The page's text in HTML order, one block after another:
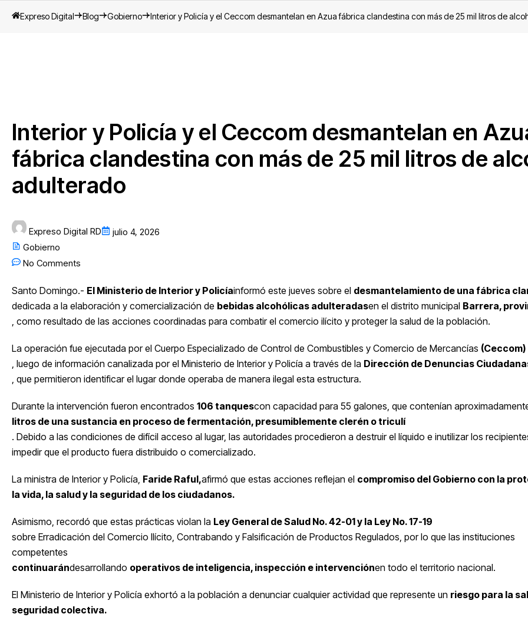
Expreso Digital Blog Gobierno Interior y Policía y el Ceccom desmantelan en Azua fábrica clandestina con más de 25 mil litros de
Interior y Policía y el Ceccom desmantelan en
fábrica clandestina con más de 25 mil litros de
adulterado
Expreso Digital RD
julio 4, 2026
Gobierno
No Comments
Santo Domingo.- El Ministerio de Interior y Policíainformó este jueves sobre el desmantelamiento de una fábrica
dedicada a la elaboración y comercialización de bebidas alcohólicas adulteradasen el distrito municipal Barrera,
, como resultado de las acciones coordinadas para combatir el comercio ilícito y proteger la salud de la población.
La operación fue ejecutada por el Cuerpo Especializado de Control de Combustibles y Comercio de Mercancías (Ceccom)
, luego de información canalizada por el Ministerio de Interior y Policía a través de la Dirección de Denuncias
, que permitieron identificar el lugar donde operaba de manera ilegal esta estructura.
Durante la intervención fueron encontrados 106 tanquescon capacidad para 55 galones, que contenían
litros de una sustancia en proceso de fermentación, presumiblemente clerén o triculí
. Debido a las condiciones de difícil acceso al lugar, las autoridades procedieron a destruir el líquido e inutilizar los
impedir que el producto fuera distribuido o comercializado.
La ministra de Interior y Policía, Faride Raful,afirmó que estas acciones reflejan el compromiso del Gobierno con la
la vida, la salud y la seguridad de los ciudadanos.
Asimismo, recordó que estas prácticas violan la Ley General de Salud No. 42-01 y la Ley No. 17-19
sobre Erradicación del Comercio Ilícito, Contrabando y Falsificación de Productos Regulados, por lo que las instituciones
competentes
continuarándesarrollando operativos de inteligencia, inspección e intervenciónen todo el territorio nacional.
El Ministerio de Interior y Policía exhortó a la población a denunciar cualquier actividad que represente un riesgo para la
seguridad colectiva.